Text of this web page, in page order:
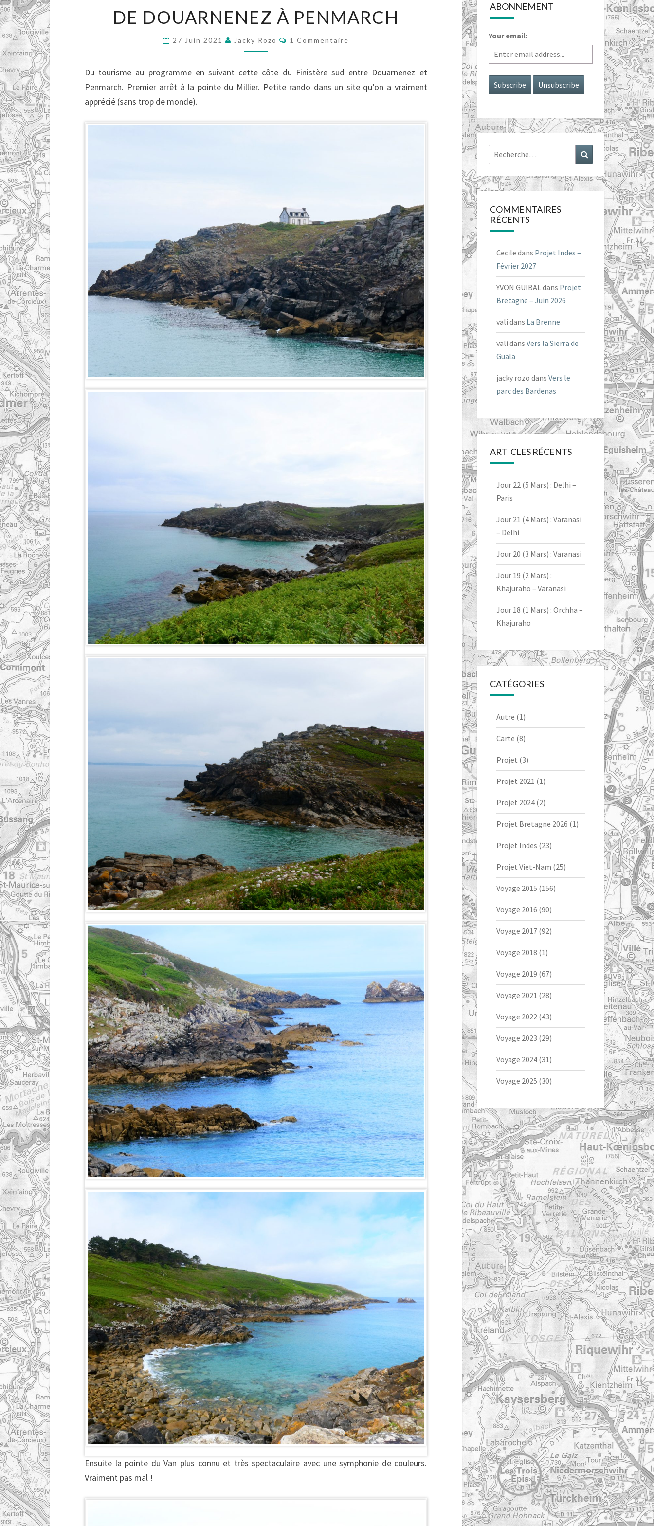
DOUARNENEZ
DE DOUARNENEZ À PENMARCH
27 Juin 2021 Jacky Rozo Commentaires
1 Commentaire
Du tourisme au programme en suivant cette côte du Finistère sud entre Douarnenez et
Penmarch. Premier arrêt à la pointe du Millier. Petite rando dans un site qu’on a vraiment
apprécié (sans trop de monde).
Ensuite la pointe du Van plus connu et très spectaculaire avec une symphonie de couleurs.
Vraiment pas mal !
ABONNEMENT
Your email:
Rechercher : Recherche
COMMENTAIRES
RÉCENTS
Cecile dans Projet Indes –
Février 2027
YVON GUIBALdans Projet
Bretagne – Juin 2026
vali dans La Brenne
vali dans Vers la Sierra de
Guala
jacky rozo dans Vers le
parc des Bardenas
ARTICLES RÉCENTS
Jour 22 (5 Mars) : Delhi –
Paris
Jour 21 (4 Mars) : Varanasi
– Delhi
Jour 20 (3 Mars) : Varanasi
Jour 19 (2 Mars) :
Khajuraho – Varanasi
Jour 18 (1 Mars) : Orchha –
Khajuraho
CATÉGORIES
Autre (1)
Carte (8)
Projet (3)
Projet 2021 (1)
Projet 2024(2)
Projet Bretagne 2026 (1)
Projet Indes (23)
Projet Viet-Nam (25)
Voyage 2015 (156)
Voyage 2016 (90)
Voyage 2017(92)
Voyage 2018 (1)
Voyage 2019 (67)
Voyage 2021 (28)
Voyage 2022(43)
Voyage 2023 (29)
Voyage 2024(31)
Voyage 2025 (30)